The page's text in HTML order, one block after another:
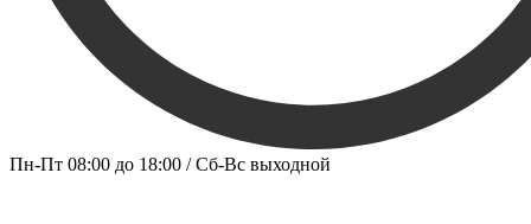
Пн-Пт 08:00 до 18:00 / Сб-Вс выходной